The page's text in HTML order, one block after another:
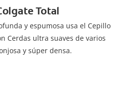
Total
y espumosa usa el Cepillo
Cerdas ultra suaves de varios
y súper densa.